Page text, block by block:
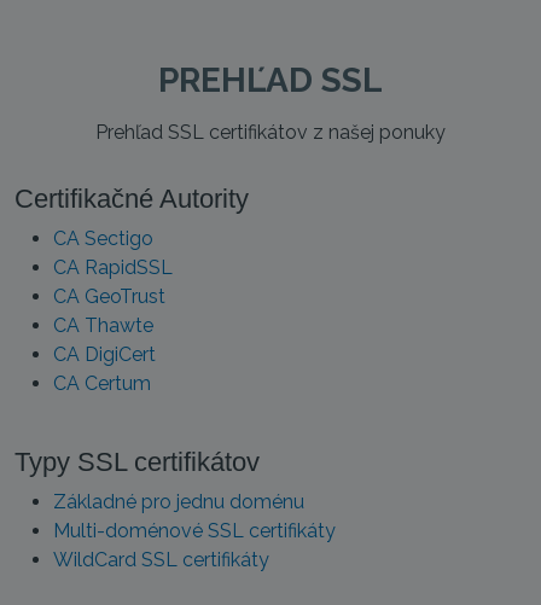
PREHĽAD SSL
Prehľad SSL certifikátov z našej ponuky
Certifikačné Autority
CA Sectigo
CA RapidSSL
CA GeoTrust
CA Thawte
CA DigiCert
CA Certum
Typy SSL certifikátov
Základné pro jednu doménu
Multi-doménové SSL certifikáty
WildCard SSL certifikáty